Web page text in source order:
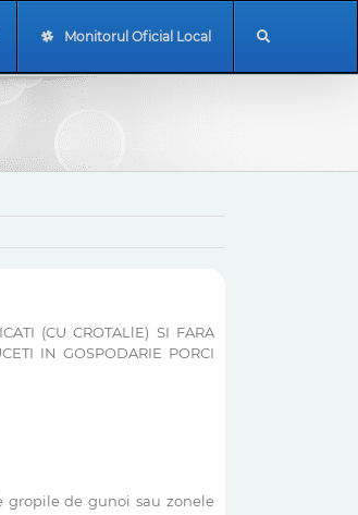
Monitorul Oficial Local
(CU CROTALlE) SI FARA
IN GOSPODARIE PORCI
gropile de gunoi sau zonele